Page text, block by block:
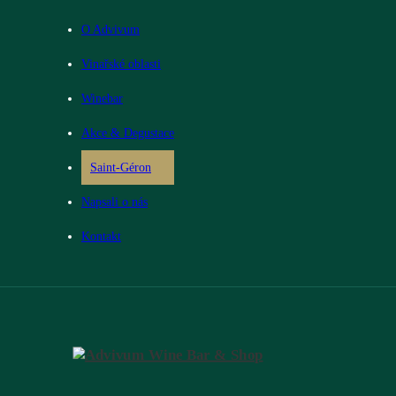
O Advivum
Vinařské oblasti
Winebar
Akce & Degustace
Saint-Géron
Napsali o nás
Kontakt